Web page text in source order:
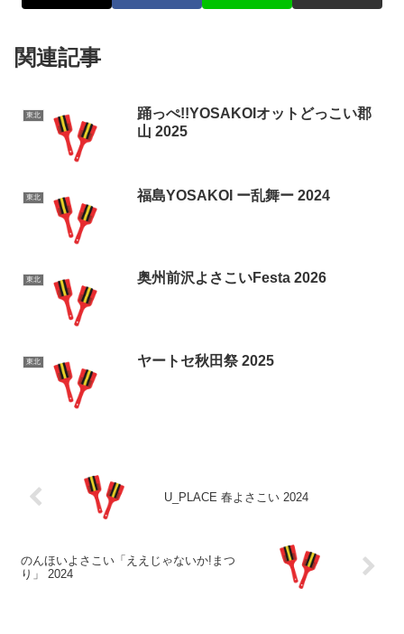
関連記事
東北
踊っぺ!!YOSAKOIオットどっこい郡
山 2025
東北 福島YOSAKOI ー乱舞ー 2024
東北 奥州前沢よさこいFesta 2026
東北 ヤートセ秋田祭 2025
U_PLACE 春よさこい 2024
のんほいよさこい「ええじゃないか!まつ
り」 2024